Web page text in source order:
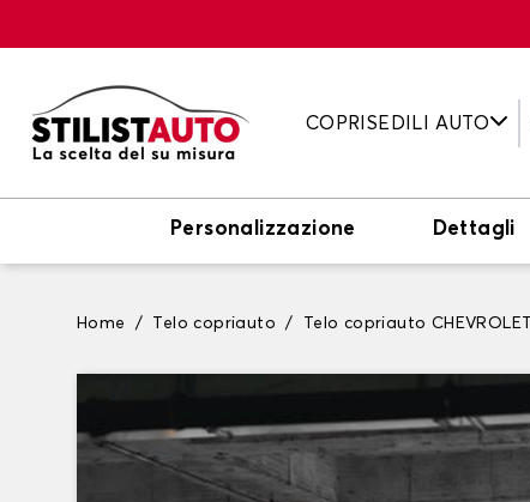
COPRISEDILI AUTO
Personalizzazione Dettagli
Home Telo copriauto Telo copriauto CHEVROLET